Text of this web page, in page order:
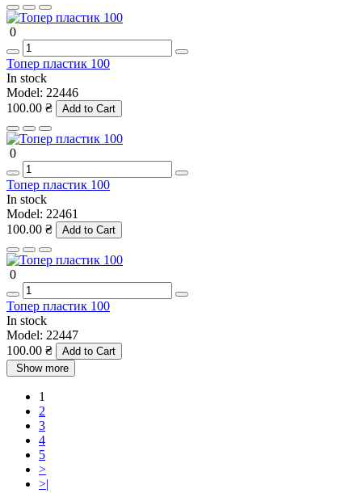
0
Топер пластик 100
In stock
Model: 22446
100.00 ₴
Add to Cart
0
Топер пластик 100
In stock
Model: 22461
100.00 ₴
Add to Cart
0
Топер пластик 100
In stock
Model: 22447
100.00 ₴
Add to Cart
Show more
1
2
3
4
5
>
>|